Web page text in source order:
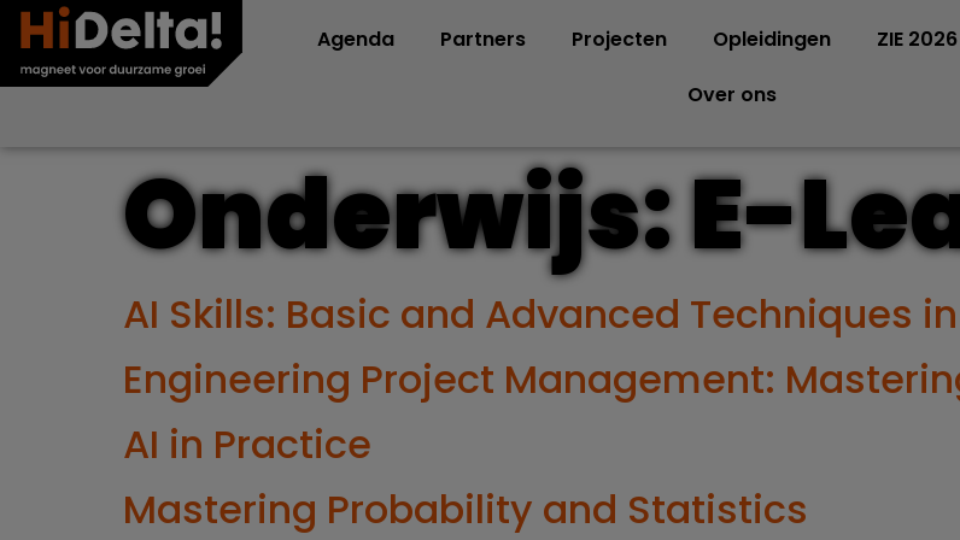
Agenda Partners Projecten Opleidingen ZIE 2026
Over ons
Onderwijs:E-
AI Skills: Basic and Advanced Techniques
Engineering Project Management:
AI in Practice
Mastering Probability and Statistics